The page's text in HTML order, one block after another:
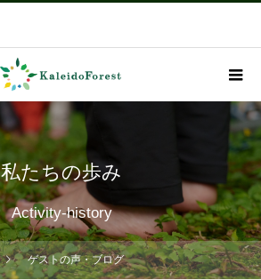
私たちの歩み
Activity-history
ゲストの声・ブログ